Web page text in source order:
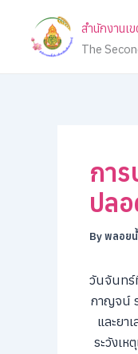
content
สำนักงานเ
The
กา
ปล
Byพลอย
วันจันทร์
กาญจน์
และยา
ระวังเ